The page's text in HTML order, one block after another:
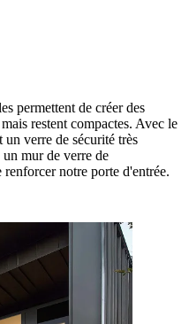
permettent de créer des
restent compactes. Avec le
verre de sécurité très
mur de verre de
notre porte d'entrée.